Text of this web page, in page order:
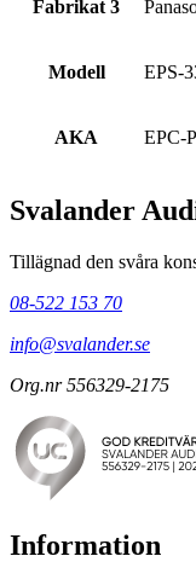
Fabrikat 3
Modell EPS-
AKA EPC-
Svalander
Tillägnad den svåra
08-522 153 70
info@svalander.se
Org.nr 556329-2175
Information